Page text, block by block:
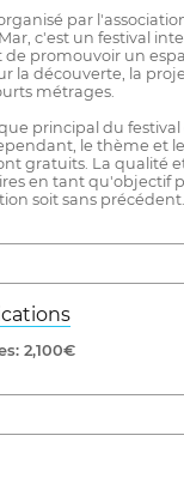
par
c'est un festival
de promouvoir un
la découverte, la
métrages.
principal du festival
le thème et
gratuits. La qualité
en tant qu'objectif
soit sans précédent.
2,100€